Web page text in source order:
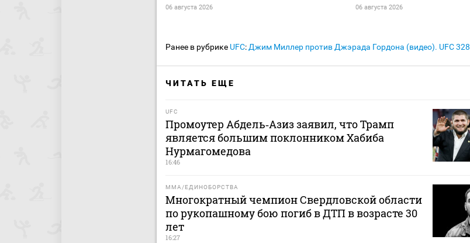
06 августа 2026 06 августа 2026
Ранее в рубрике UFC: Джим Миллер против Джэрада Гордона (видео). UFC 328
ЧИТАТЬ ЕЩЕ
UFC
Промоутер Абдель‑Азиз заявил, что Трамп
является большим поклонником Хабиба
Нурмагомедова
16:46
MMA/ЕДИНОБОРСТВА
Многократный чемпион Свердловской области
по рукопашному бою погиб в ДТП в возрасте 30
лет
16:27